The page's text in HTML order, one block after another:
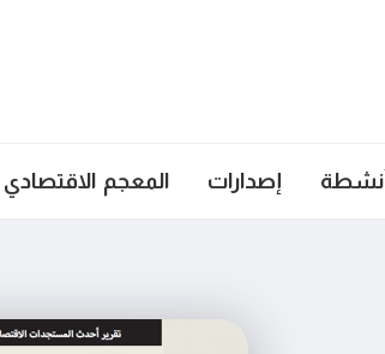
أنشطة إصدارات المعجم الاقتصادي